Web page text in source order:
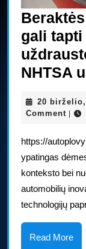
gali
NHTSA
20 birželio,
Comment
https://
ypatingas
konteksto bei
automobilių
technologijų
Read More